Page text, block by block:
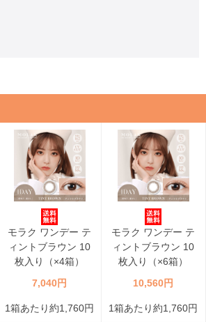
モラク ワンデー テ
ィントブラウン 10
枚入り（×4箱）
7,040円
1箱あたり約1,760円
モラク ワンデー テ
ィントブラウン 10
枚入り（×6箱）
10,560円
1箱あたり約1,760円